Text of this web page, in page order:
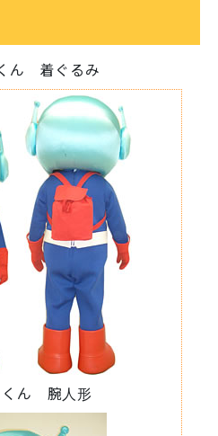
ん 着ぐるみ
くん 腕人形